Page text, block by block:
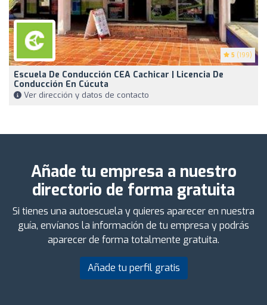
5 (199)
Escuela De Conducción CEA Cachicar | Licencia De
Conducción En Cúcuta
Ver dirección y datos de contacto
Añade tu empresa a nuestro
directorio de forma gratuita
Si tienes una autoescuela y quieres aparecer en nuestra
guía, envíanos la información de tu empresa y podrás
aparecer de forma totalmente gratuita.
Añade tu perfil gratis